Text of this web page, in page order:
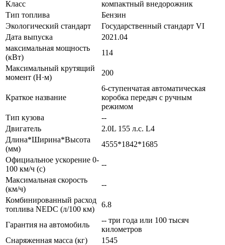
Класс
компактный внедорожник
Тип топлива
Бензин
Экологический стандарт
Государственный стандарт VI
Дата выпуска
2021.04
максимальная мощность
(кВт)
114
Максимальный крутящий
момент (Н·м)
200
Краткое название
6-ступенчатая автоматическая
коробка передач с ручным
режимом
Тип кузова
--
Двигатель
2.0L 155 л.с. L4
Длина*Ширина*Высота
(мм)
4555*1842*1685
Официальное ускорение 0-
100 км/ч (с)
--
Максимальная скорость
(км/ч)
--
Комбинированный расход
топлива NEDC (л/100 км)
6.8
Гарантия на автомобиль
-- три года или 100 тысяч
километров
Снаряженная масса (кг)
1545